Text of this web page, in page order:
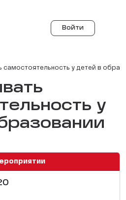
Войти
самостоятельность у детей в
у